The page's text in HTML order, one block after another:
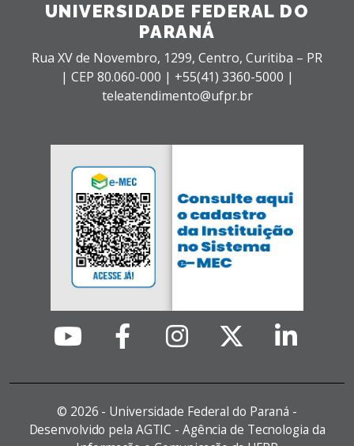
UNIVERSIDADE FEDERAL DO
PARANÁ
Rua XV de Novembro, 1299, Centro, Curitiba – PR
| CEP 80.060-000 | +55(41) 3360-5000 |
teleatendimento@ufpr.br
© 2026 - Universidade Federal do Paraná -
Desenvolvido pela AGTIC - Agência de Tecnologia da